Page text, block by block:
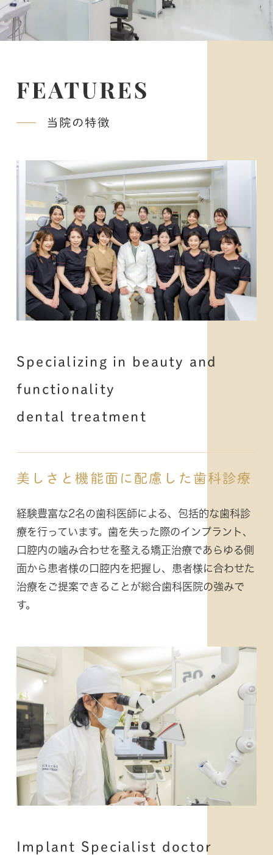
Specializing in beauty and
functionality
dental treatment
美しさと機能面に配慮した歯科診療
経験豊富な2名の歯科医師による、包括的な歯科診
療を行っています。歯を失った際のインプラント、
口腔内の噛み合わせを整える矯正治療であらゆる側
面から患者様の口腔内を把握し、患者様に合わせた
治療をご提案できることが総合歯科医院の強みで
す。
Implant Specialist doctor